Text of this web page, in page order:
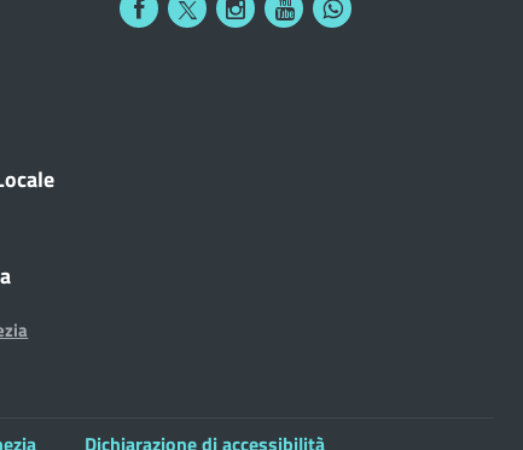
Dichiarazione di accessibilità